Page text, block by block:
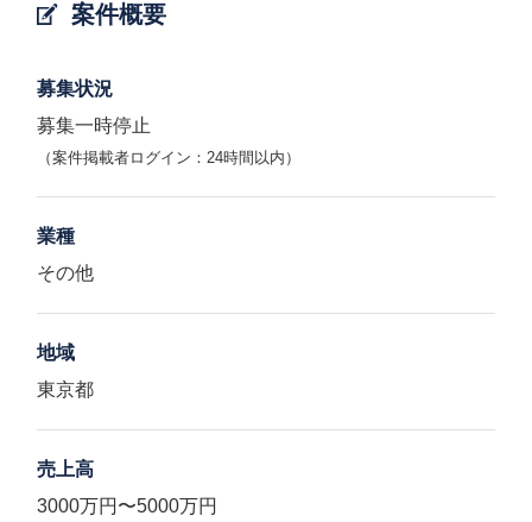
案件概要
募集状況
募集一時停止
（案件掲載者ログイン：24時間以内）
業種
その他
地域
東京都
売上高
3000万円〜5000万円